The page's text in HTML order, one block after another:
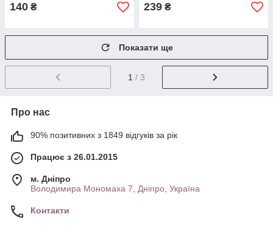
140 ₴ 239 ₴
Показати ще
1 / 3
Про нас
90% позитивних з 1849 відгуків за рік
Працює з 26.01.2015
м. Дніпро
Володимира Мономаха 7, Дніпро, Україна
Контакти